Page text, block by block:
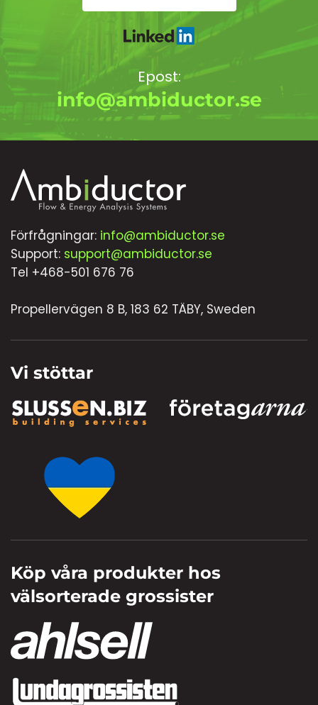
Epost:
info@ambiductor.se
Förfrågningar: info@ambiductor.se
Support: support@ambiductor.se
Tel +468-501 676 76
Propellervägen 8 B, 183 62 TÄBY, Sweden
Vi stöttar
Köp våra produkter hos
välsorterade grossister